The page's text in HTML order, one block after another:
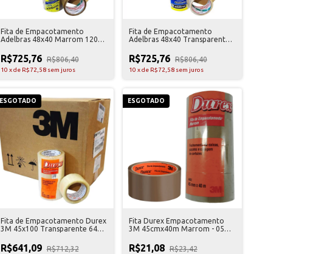
Fita de Empacotamento
Adelbras 48x40 Marrom 120
R$725,76 R$806,40
10 xde R$72,58 sem juros
Fita de Empacotamento
Adelbras 48x40 Transparente
R$725,76 R$806,40
10 xde R$72,58 sem juros
ESGOTADO
Fita de Empacotamento Durex
3M 45x100 Transparente 64
R$641,09 R$712,32
ESGOTADO
Fita Durex Empacotamento
3M 45cmx40m Marrom - 05
R$21,08 R$23,42